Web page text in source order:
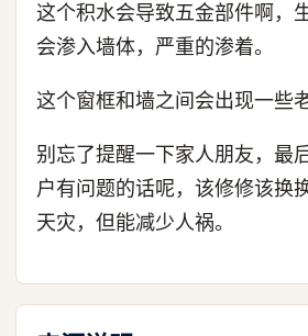
这个积水会导致五金部件啊，
会渗入墙体，严重的渗着。
这个窗框和墙之间会出现一些
别忘了提醒一下家人朋友，最
户有问题的话呢，该修修该换
天灾，但能减少人祸。